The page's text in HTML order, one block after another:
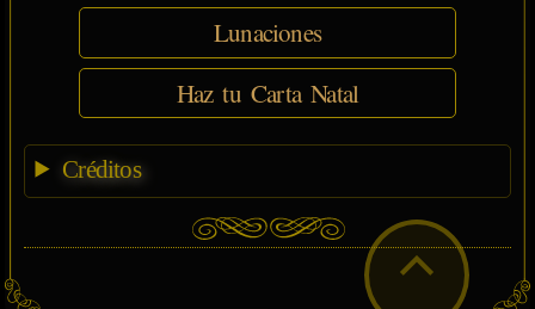
Lunaciones
Haz tu Carta Natal
Créditos